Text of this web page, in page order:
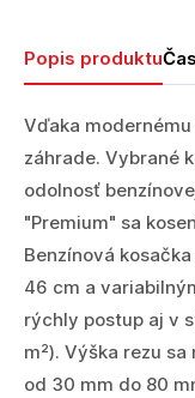
Popis produktu
Vďaka
záhrade. Vybrané
odolnosť
"Premium" sa
Benzínová
46 cm a
rýchly postup aj v
m²). Výška rezu
od 30 mm do 80